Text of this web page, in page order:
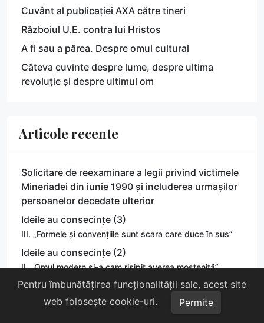
Cuvânt al publicației AXA către tineri
Războiul U.E. contra lui Hristos
A fi sau a părea. Despre omul cultural
Câteva cuvinte despre lume, despre ultima
revoluție și despre ultimul om
Articole recente
Solicitare de reexaminare a legii privind victimele
Mineriadei din iunie 1990 și includerea urmașilor
persoanelor decedate ulterior
Ideile au consecințe (3)
III. „Formele și convențiile sunt scara care duce în sus”
Ideile au consecințe (2)
II. „Omul modern și-a cam risipit averea moștenită”
Ideile au consecințe (1)
I. Omul modern a devenit un idiot moral
Pentru îmbunătățirea funcționalității sale, acest site
web folosește cookie-uri.
Permite